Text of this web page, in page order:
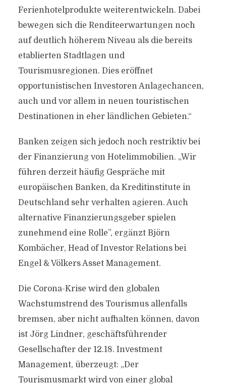
Ferienhotelprodukte weiterentwickeln. Dabei
bewegen sich die Renditeerwartungen noch
auf deutlich höherem Niveau als die bereits
etablierten Stadtlagen und
Tourismusregionen. Dies eröffnet
opportunistischen Investoren Anlagechancen,
auch und vor allem in neuen touristischen
Destinationen in eher ländlichen Gebieten.“
Banken zeigen sich jedoch noch restriktiv bei
der Finanzierung von Hotelimmobilien. „Wir
führen derzeit häufig Gespräche mit
europäischen Banken, da Kreditinstitute in
Deutschland sehr verhalten agieren. Auch
alternative Finanzierungsgeber spielen
zunehmend eine Rolle”, ergänzt Björn
Kombächer, Head of Investor Relations bei
Engel & Völkers Asset Management.
Die Corona-Krise wird den globalen
Wachstumstrend des Tourismus allenfalls
bremsen, aber nicht aufhalten können, davon
ist Jörg Lindner, geschäftsführender
Gesellschafter der 12.18. Investment
Management, überzeugt: „Der
Tourismusmarkt wird von einer global